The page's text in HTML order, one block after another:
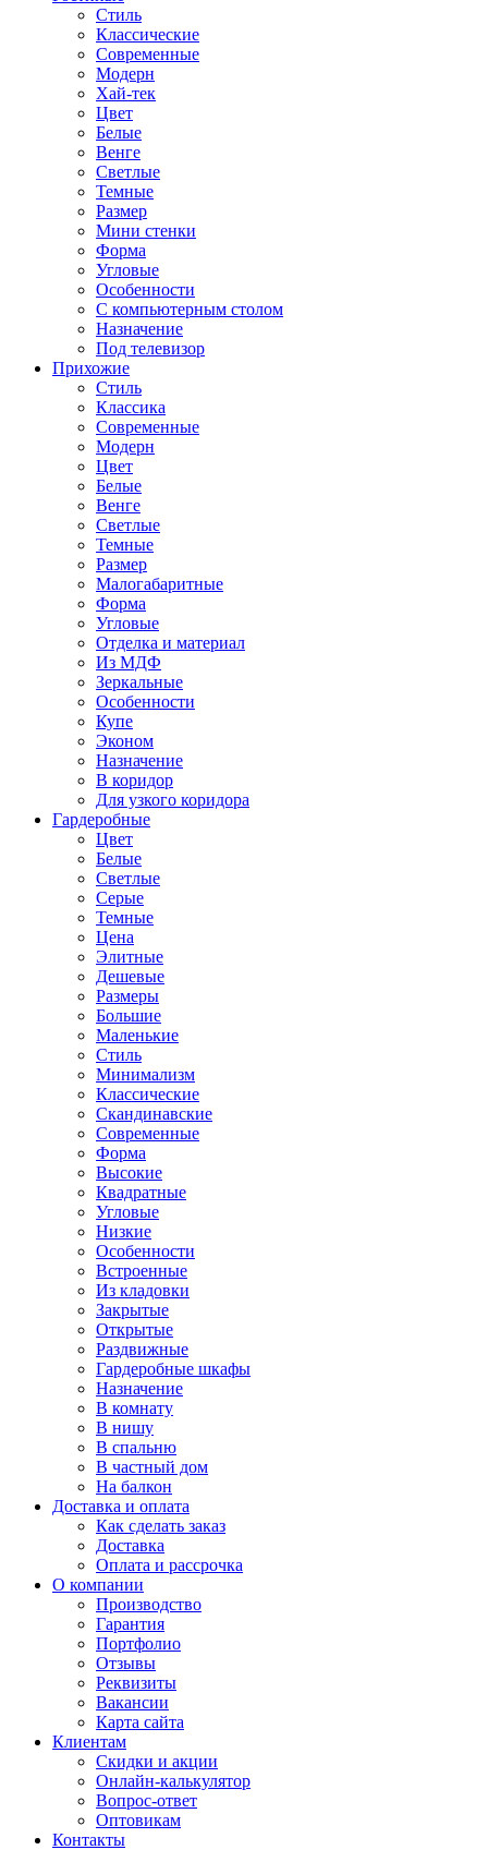
Стиль
Классические
Современные
Модерн
Хай-тек
Цвет
Белые
Венге
Светлые
Темные
Размер
Мини стенки
Форма
Угловые
Особенности
С компьютерным столом
Назначение
Под телевизор
Прихожие
Стиль
Классика
Современные
Модерн
Цвет
Белые
Венге
Светлые
Темные
Размер
Малогабаритные
Форма
Угловые
Отделка и материал
Из МДФ
Зеркальные
Особенности
Купе
Эконом
Назначение
В коридор
Для узкого коридора
Гардеробные
Цвет
Белые
Светлые
Серые
Темные
Цена
Элитные
Дешевые
Размеры
Большие
Маленькие
Стиль
Минимализм
Классические
Скандинавские
Современные
Форма
Высокие
Квадратные
Угловые
Низкие
Особенности
Встроенные
Из кладовки
Закрытые
Открытые
Раздвижные
Гардеробные шкафы
Назначение
В комнату
В нишу
В спальню
В частный дом
На балкон
Доставка и оплата
Как сделать заказ
Доставка
Оплата и рассрочка
О компании
Производство
Гарантия
Портфолио
Отзывы
Реквизиты
Вакансии
Карта сайта
Клиентам
Скидки и акции
Онлайн-калькулятор
Вопрос-ответ
Оптовикам
Контакты